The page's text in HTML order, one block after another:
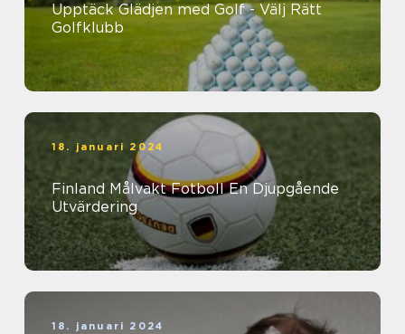
Upptäck Glädjen med Golf - Välj Rätt
Golfklubb
18. januari 2024
Finland Målvakt Fotboll En Djupgående
Utvärdering
18. januari 2024